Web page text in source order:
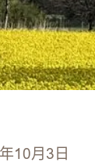
10月3日